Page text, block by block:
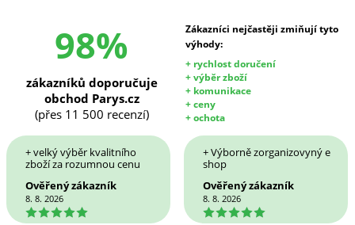
98%
Zákazníci nejčastěji zmiňují tyto
výhody:
+ rychlost doručení
+ výběr zboží
+ komunikace
+ ceny
+ ochota
zákazníků doporučuje
obchod Parys.cz
(přes 11 500 recenzí)
+ velký výběr kvalitního
zboží za rozumnou cenu
Ověřený zákazník
8. 8. 2026
5
+ Výborně zorganizovyný e
shop
Ověřený zákazník
8. 8. 2026
5